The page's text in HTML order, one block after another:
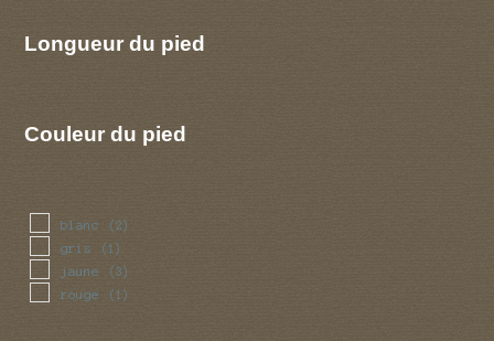
Longueur du pied
Couleur du pied
blanc (2)
gris (1)
jaune (3)
rouge (1)